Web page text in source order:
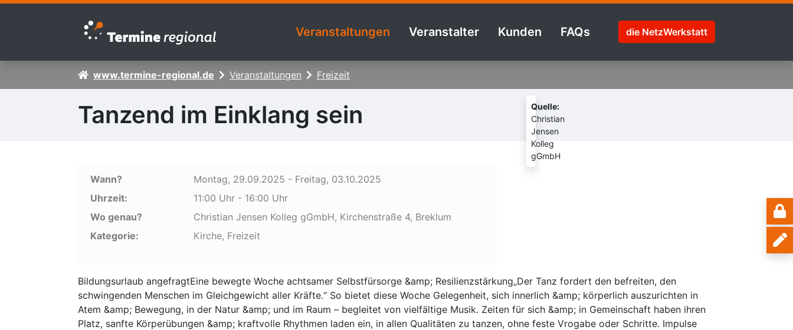
Zur Navigation springen
Zum Inhalt springen
Veranstaltungen Veranstalter Kunden FAQs die NetzWerkstatt
www.termine-regional.de Veranstaltungen Freizeit
Tanzend im Einklang sein
Wann?
Montag, 29.09.2025 - Freitag, 03.10.2025
Uhrzeit:
11:00 Uhr - 16:00 Uhr
Wo genau?
Christian Jensen Kolleg gGmbH, Kirchenstraße 4, Breklum
Kategorie:
Kirche, Freizeit
Quelle:
Christian
Jensen
Kolleg
gGmbH
Bildungsurlaub angefragtEine bewegte Woche achtsamer Selbstfürsorge &amp; Resilienzstärkung„Der Tanz fordert den befreiten, den
schwingenden Menschen im Gleichgewicht aller Kräfte.“ So bietet diese Woche Gelegenheit, sich innerlich &amp; körperlich auszurichten in
Atem &amp; Bewegung, in der Natur &amp; und im Raum – begleitet von vielfältige Musik. Zeiten für sich &amp; in Gemeinschaft haben ihren
Platz, sanfte Körperübungen &amp; kraftvolle Rhythmen laden ein, in allen Qualitäten zu tanzen, ohne feste Vrogabe oder Schritte. Impulse